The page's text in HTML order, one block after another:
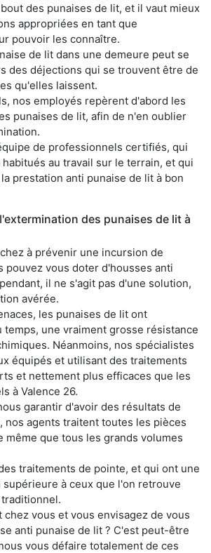
des punaises de lit, et il vaut mieux
appropriées en tant que
pouvoir les connaître.
de lit dans une demeure peut se
des déjections qui se trouvent être de
qu'elles laissent.
nos employés repèrent d'abord les
punaises de lit, afin de n'en oublier
de professionnels certifiés, qui
au travail sur le terrain, et qui
prestation anti punaise de lit à bon
des punaises de lit à
à prévenir une incursion de
pouvez vous doter d'housses anti
il ne s'agit pas d'une solution,
avérée.
les punaises de lit ont
temps, une vraiment grosse résistance
Néanmoins, nos spécialistes
équipés et utilisant des traitements
et nettement plus efficaces que les
à Valence 26.
garantir d'avoir des résultats de
nos agents traitent toutes les pièces
même que tous les grands volumes
traitements de pointe, et qui ont une
à ceux que l'on retrouve
chez vous et vous envisagez de vous
anti punaise de lit ? C'est peut-être
vous défaire totalement de ces